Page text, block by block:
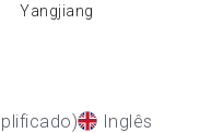
Yangjiang
Inglês